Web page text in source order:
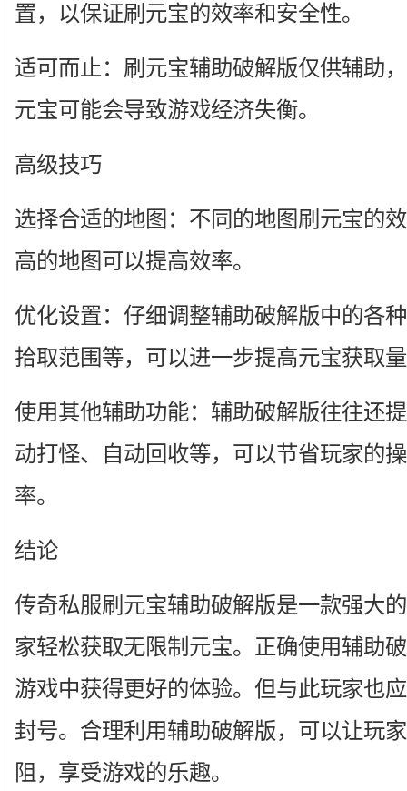
置，以保证刷元宝的效率和安全性。
适可而止：刷元宝辅助破解版仅供辅助
元宝可能会导致游戏经济失衡。
高级技巧
选择合适的地图：不同的地图刷元宝的
高的地图可以提高效率。
优化设置：仔细调整辅助破解版中的各
拾取范围等，可以进一步提高元宝获取
使用其他辅助功能：辅助破解版往往还
动打怪、自动回收等，可以节省玩家的
率。
结论
传奇私服刷元宝辅助破解版是一款强大
家轻松获取无限制元宝。正确使用辅助
游戏中获得更好的体验。但与此玩家也
封号。合理利用辅助破解版，可以让玩
阻，享受游戏的乐趣。